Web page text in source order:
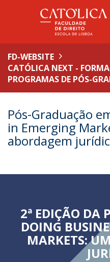
FD-WEBSITE
CATÓLICA NEXT -
PROGRAMAS DE PÓS-
Pós-Graduação
in Emerging
abordagem
2ª EDIÇÃO DA
DOING
MARKETS: